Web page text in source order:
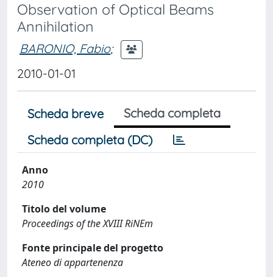
Observation of Optical Beams
Annihilation
BARONIO, Fabio;
2010-01-01
Scheda breve
Scheda completa
Scheda completa (DC)
Anno
2010
Titolo del volume
Proceedings of the XVIII RiNEm
Fonte principale del progetto
Ateneo di appartenenza